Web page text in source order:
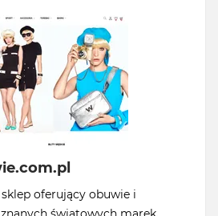
oferujący obuwie i